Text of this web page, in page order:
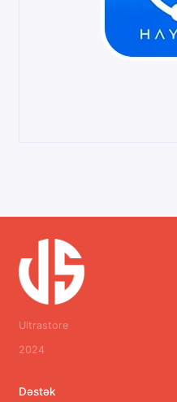
Ultrastore
2024
Dəstək